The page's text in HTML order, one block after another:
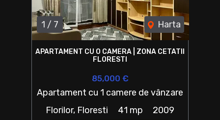
1 / 7 Harta
APARTAMENT CU O CAMERA | ZONA CETATII
FLORESTI
85,000 €
Apartament cu 1 camere de vânzare
Florilor, Floresti
41 mp 2009